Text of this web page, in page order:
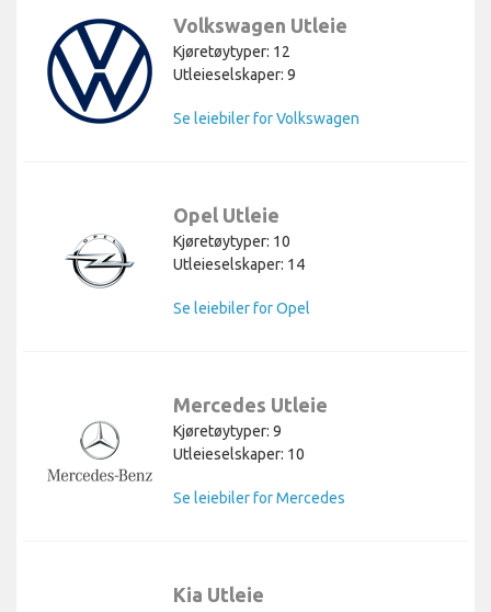
Volkswagen Utleie
Kjøretøytyper: 12
Utleieselskaper: 9
Se leiebiler for Volkswagen
Opel Utleie
Kjøretøytyper: 10
Utleieselskaper: 14
Se leiebiler for Opel
Mercedes Utleie
Kjøretøytyper: 9
Utleieselskaper: 10
Se leiebiler for Mercedes
Kia Utleie